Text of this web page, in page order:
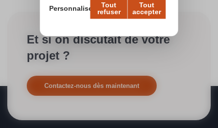
Et si on discutait de votre
projet ?
Contactez-nous dès maintenant
Tout
accepter
Tout
refuser
Personnaliser